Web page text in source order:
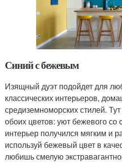
Синий с бежевым
Изящный дуэт подойдет для
классических интерьеров,
средиземноморских стилей.
обоих цветов: уют бежевого
интерьер получился мягким и
используй бежевый цвет в
любишь смелую